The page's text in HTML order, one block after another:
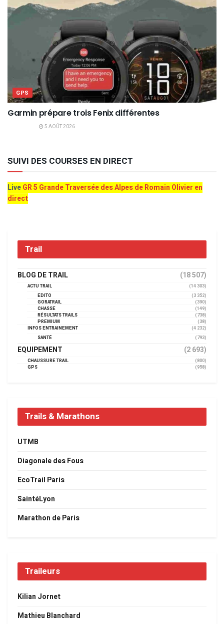
GPS
Garmin prépare trois Fenix différentes
5 AOÛT 2026
SUIVI DES COURSES EN DIRECT
LiveGR 5 Grande Traversée des Alpes de Romain Olivier en
direct
Trail
BLOG DE TRAIL (18 507)
ACTU TRAIL
(14 303)
EDITO
(3 352)
GORATRAIL
(390)
CHASSE
(149)
RÉSULTATS TRAILS
(738)
PREMIUM
(38)
INFOS ENTRAINEMENT
(4 232)
SANTÉ
(793)
EQUIPEMENT (2 693)
CHAUSSURE TRAIL
(800)
GPS
(958)
Trails & Marathons
UTMB
Diagonale des Fous
EcoTrail Paris
SaintéLyon
Marathon de Paris
Traileurs
Kilian Jornet
Mathieu Blanchard